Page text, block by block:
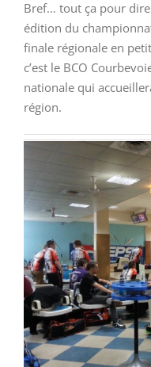
Bref… tout ça pour dire
édition du
finale régionale en
c’est le BCO
nationale qui
région.